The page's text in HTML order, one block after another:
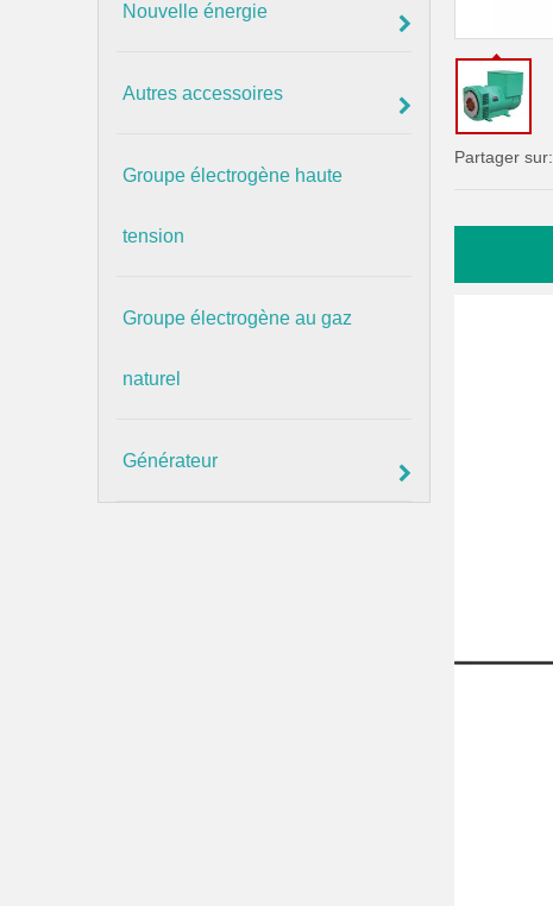
Nouvelle énergie
Autres accessoires
Groupe électrogène haute
tension
Groupe électrogène au gaz
naturel
Générateur
Partager sur: